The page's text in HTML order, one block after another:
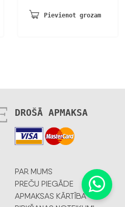
Pievienot grozam
DROŠĀ APMAKSA
PAR MUMS
PREČU PIEGĀDE
APMAKSAS KĀRTĪBA